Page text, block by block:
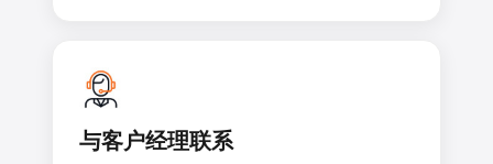
与客户经理联系